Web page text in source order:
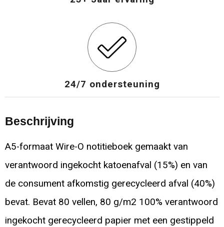
24/7 ondersteuning
Beschrijving
A5-formaat Wire-O notitieboek gemaakt van
verantwoord ingekocht katoenafval (15%) en van
de consument afkomstig gerecycleerd afval (40%)
bevat. Bevat 80 vellen, 80 g/m2 100% verantwoord
ingekocht gerecycleerd papier met een gestippeld